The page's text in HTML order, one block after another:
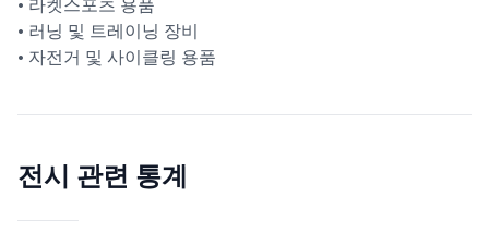
• 러닝 및 트레이닝 장비
• 자전거 및 사이클링 용품
전시 관련 통계